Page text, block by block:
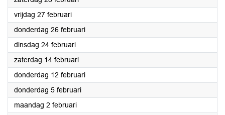
vrijdag 27 februari2026
donderdag 26 februari2026
dinsdag 24 februari2026
zaterdag 14 februari2026
donderdag 12 februari2026
donderdag 5 februari2026
maandag 2 februari2026